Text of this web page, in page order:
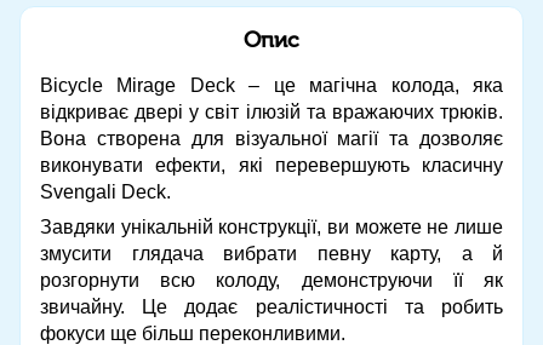
Опис
Bicycle Mirage Deck – це магічна колода, яка
відкриває двері у світ ілюзій та вражаючих трюків.
Вона створена для візуальної магії та дозволяє
виконувати ефекти, які перевершують класичну
Svengali Deck.
Завдяки унікальній конструкції, ви можете не лише
змусити глядача вибрати певну карту, а й
розгорнути всю колоду, демонструючи її як
звичайну. Це додає реалістичності та робить
фокуси ще більш переконливими.